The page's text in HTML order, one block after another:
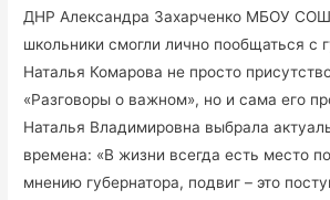
ДНР Александра Захарченко МБОУ
школьники смогли лично пообщаться с
Наталья Комарова не просто
«Разговоры о важном», но и сама его
Наталья Владимировна выбрала
времена: «В жизни всегда есть место
мнению губернатора, подвиг – это